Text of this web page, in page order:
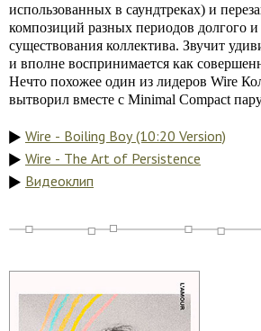
использованных в саундтреках) и
композиций разных периодов долгого и
существования коллектива. Звучит
и вполне воспринимается как
Нечто похожее один из лидеров Wire
вытворил вместе с Minimal Compact
Wire - Boiling Boy (10:20 Version)
Wire - The Art of Persistence
Видеоклип